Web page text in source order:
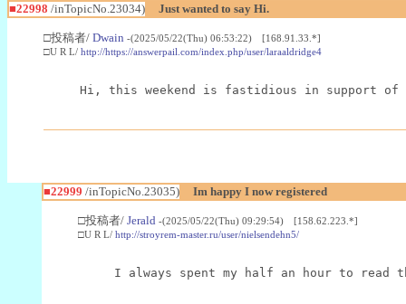
■22998 /inTopicNo.23034) Just wanted to say Hi.
□投稿者/ Dwain -(2025/05/22(Thu) 06:53:22) [168.91.33.*]
□U R L/ http://https://answerpail.com/index.php/user/laraaldridge4
Hi, this weekend is fastidious in support of
■22999 /inTopicNo.23035) Im happy I now registered
□投稿者/ Jerald -(2025/05/22(Thu) 09:29:54) [158.62.223.*]
□U R L/ http://stroyrem-master.ru/user/nielsendehn5/
I always spent my half an hour to